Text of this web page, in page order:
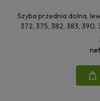
Szyba przednia dolna,
372, 375, 382, 383, 390,